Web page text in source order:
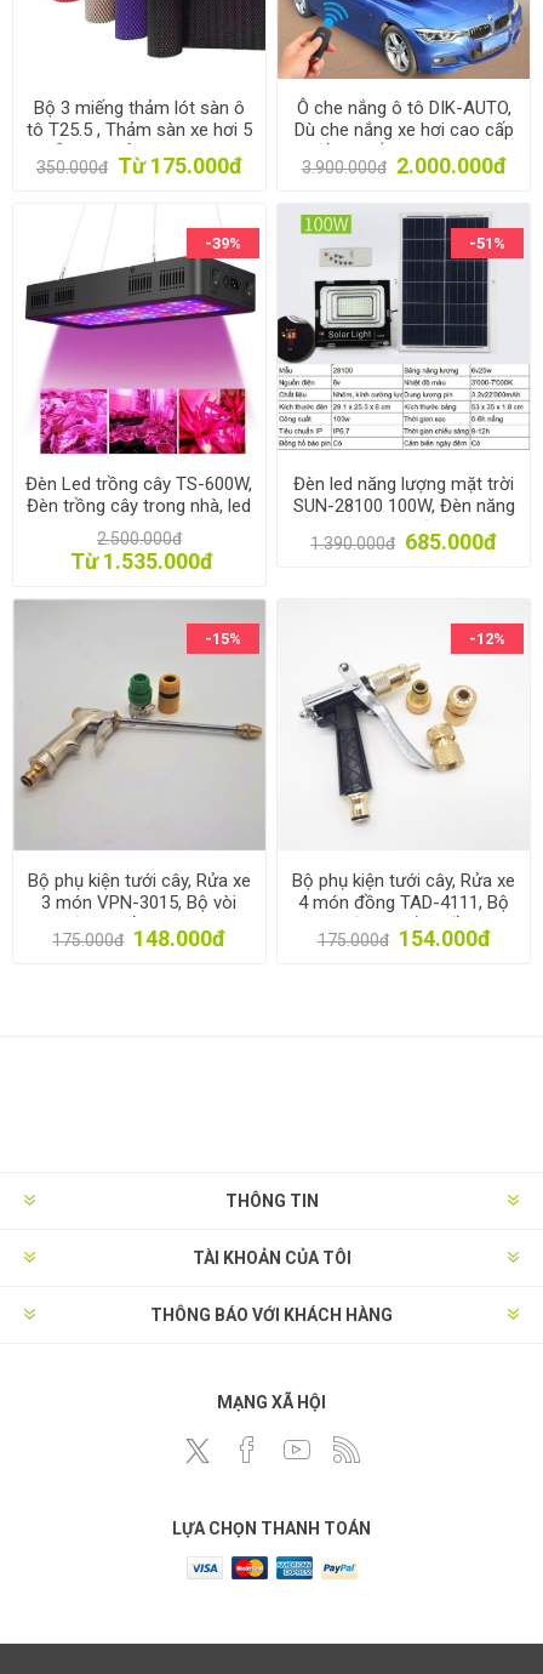
Bộ 3 miếng thảm lót sàn ô
tô T25.5 , Thảm sàn xe hơi 5
chỗ DIY, Thảm sàn cao su
chống bẩn
350.000đ Từ 175.000đ
Ô che nắng ô tô DIK-AUTO,
Dù che nắng xe hơi cao cấp
điều khiển từ xa Dingku
3.900.000đ 2.000.000đ
-39%
Đèn Led trồng cây TS-600W,
Đèn trồng cây trong nhà, led
grow light
2.500.000đ
Từ 1.535.000đ
-51%
Đèn led năng lượng mặt trời
SUN-28100 100W, Đèn năng
lượng mặt trời IP 67
1.390.000đ 685.000đ
-15%
Bộ phụ kiện tưới cây, Rửa xe
3 món VPN-3015, Bộ vòi
tưới cây đồng VOI-17
175.000đ 148.000đ
-12%
Bộ phụ kiện tưới cây, Rửa xe
4 món đồng TAD-4111, Bộ
vòi tưới cây bằng đồng 5
trong 1
175.000đ 154.000đ
THÔNG TIN
TÀI KHOẢN CỦA TÔI
THÔNG BÁO VỚI KHÁCH HÀNG
MẠNG XÃ HỘI
LỰA CHỌN THANH TOÁN